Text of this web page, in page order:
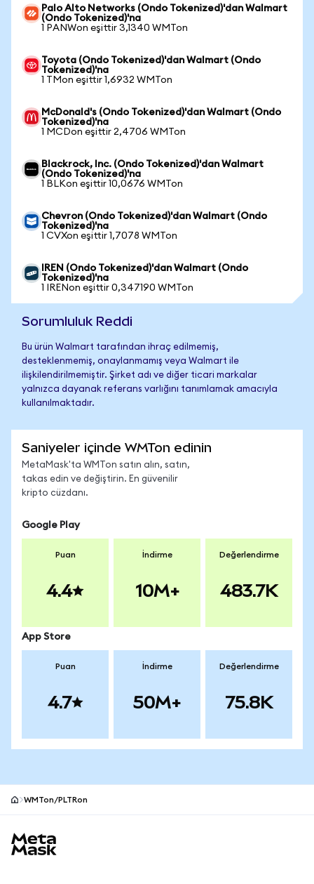
Palo Alto Networks (Ondo Tokenized)'dan Walmart
(Ondo Tokenized)'na
1 PANWon eşittir 3,1340 WMTon
Toyota (Ondo Tokenized)'dan Walmart (Ondo
Tokenized)'na
1 TMon eşittir 1,6932 WMTon
McDonald's (Ondo Tokenized)'dan Walmart (Ondo
Tokenized)'na
1 MCDon eşittir 2,4706 WMTon
Blackrock, Inc. (Ondo Tokenized)'dan Walmart
(Ondo Tokenized)'na
1 BLKon eşittir 10,0676 WMTon
Chevron (Ondo Tokenized)'dan Walmart (Ondo
Tokenized)'na
1 CVXon eşittir 1,7078 WMTon
IREN (Ondo Tokenized)'dan Walmart (Ondo
Tokenized)'na
1 IRENon eşittir 0,347190 WMTon
Sorumluluk Reddi
Bu ürün Walmart tarafından ihraç edilmemiş,
desteklenmemiş, onaylanmamış veya Walmart ile
ilişkilendirilmemiştir. Şirket adı ve diğer ticari markalar
yalnızca dayanak referans varlığını tanımlamak amacıyla
kullanılmaktadır.
Saniyeler içinde WMTon edinin
MetaMask'ta WMTon satın alın, satın,
takas edin ve değiştirin. En güvenilir
kripto cüzdanı.
Google Play
Puan
4.4
İndirme
10M+
Değerlendirme
483.7K
App Store
Puan
4.7
İndirme
50M+
Değerlendirme
75.8K
WMTon/PLTRon